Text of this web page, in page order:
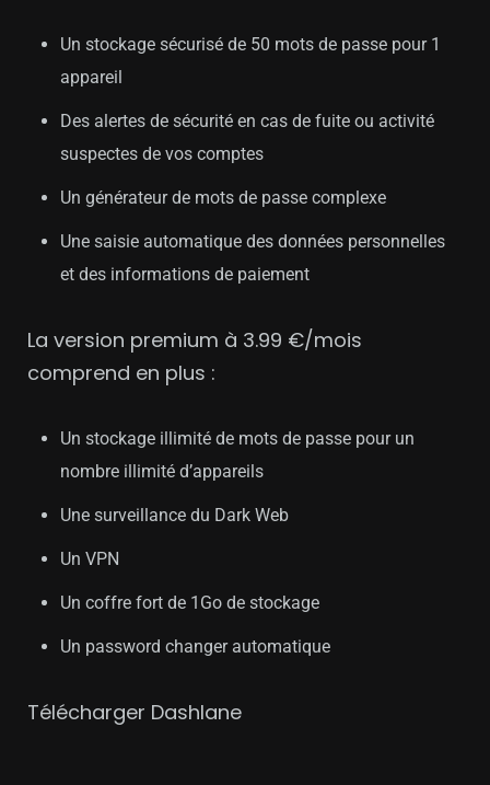
Un stockage sécurisé de 50 mots de passe pour 1
appareil
Des alertes de sécurité en cas de fuite ou activité
suspectes de vos comptes
Un générateur de mots de passe complexe
Une saisie automatique des données personnelles
et des informations de paiement
La version premium à 3.99 €/mois
comprend en plus :
Un stockage illimité de mots de passe pour un
nombre illimité d’appareils
Une surveillance du Dark Web
Un VPN
Un coffre fort de 1Go de stockage
Un password changer automatique
Télécharger Dashlane